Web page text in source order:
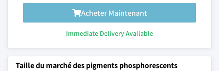
Acheter Maintenant
Immediate Delivery Available
Taille du marché des pigments phosphorescents